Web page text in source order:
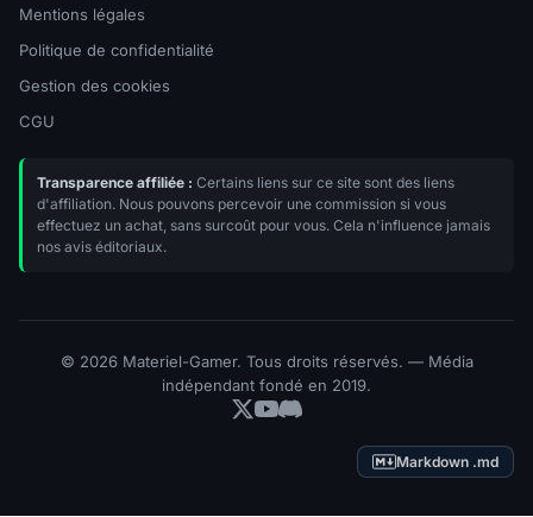
Mentions légales
Politique de confidentialité
Gestion des cookies
CGU
Transparence affiliée : Certains liens sur ce site sont des liens
d'affiliation. Nous pouvons percevoir une commission si vous
effectuez un achat, sans surcoût pour vous. Cela n'influence jamais
nos avis éditoriaux.
© 2026 Materiel-Gamer. Tous droits réservés. — Média
indépendant fondé en 2019.
Markdown .md